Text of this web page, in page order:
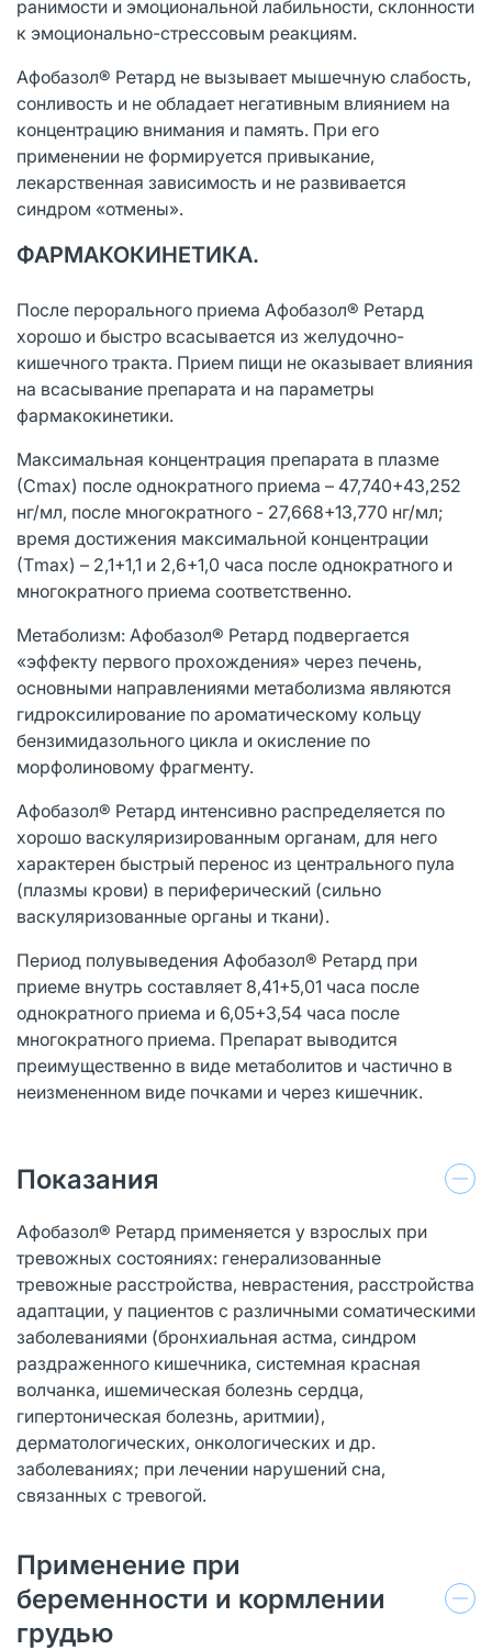
ранимости и эмоциональной лабильности, склонности
к эмоционально-стрессовым реакциям.
Афобазол® Ретард не вызывает мышечную слабость,
сонливость и не обладает негативным влиянием на
концентрацию внимания и память. При его
применении не формируется привыкание,
лекарственная зависимость и не развивается
синдром «отмены».
ФАРМАКОКИНЕТИКА.
После перорального приема Афобазол® Ретард
хорошо и быстро всасывается из желудочно-
кишечного тракта. Прием пищи не оказывает влияния
на всасывание препарата и на параметры
фармакокинетики.
Максимальная концентрация препарата в плазме
(Сmax) после однократного приема – 47,740+43,252
нг/мл, после многократного - 27,668+13,770 нг/мл;
время достижения максимальной концентрации
(Тmax) – 2,1+1,1 и 2,6+1,0 часа после однократного и
многократного приема соответственно.
Метаболизм: Афобазол® Ретард подвергается
«эффекту первого прохождения» через печень,
основными направлениями метаболизма являются
гидроксилирование по ароматическому кольцу
бензимидазольного цикла и окисление по
морфолиновому фрагменту.
Афобазол® Ретард интенсивно распределяется по
хорошо васкуляризированным органам, для него
характерен быстрый перенос из центрального пула
(плазмы крови) в периферический (сильно
васкуляризованные органы и ткани).
Период полувыведения Афобазол® Ретард при
приеме внутрь составляет 8,41+5,01 часа после
однократного приема и 6,05+3,54 часа после
многократного приема. Препарат выводится
преимущественно в виде метаболитов и частично в
неизмененном виде почками и через кишечник.
Показания
Афобазол® Ретард применяется у взрослых при
тревожных состояниях: генерализованные
тревожные расстройства, неврастения, расстройства
адаптации, у пациентов с различными соматическими
заболеваниями (бронхиальная астма, синдром
раздраженного кишечника, системная красная
волчанка, ишемическая болезнь сердца,
гипертоническая болезнь, аритмии),
дерматологических, онкологических и др.
заболеваниях; при лечении нарушений сна,
связанных с тревогой.
Применение при
беременности и кормлении
грудью